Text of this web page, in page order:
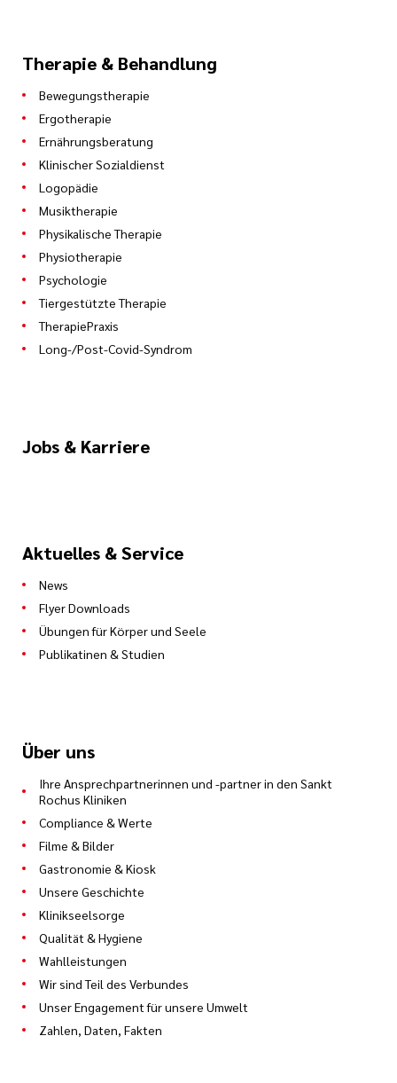
Therapie & Behandlung
Bewegungstherapie
Ergotherapie
Ernährungsberatung
Klinischer Sozialdienst
Logopädie
Musiktherapie
Physikalische Therapie
Physiotherapie
Psychologie
Tiergestützte Therapie
TherapiePraxis
Long-/Post-Covid-Syndrom
Jobs & Karriere
Aktuelles & Service
News
Flyer Downloads
Übungen für Körper und Seele
Publikatinen & Studien
Über uns
Ihre Ansprechpartnerinnen und -partner in den Sankt
Rochus Kliniken
Compliance & Werte
Filme & Bilder
Gastronomie & Kiosk
Unsere Geschichte
Klinikseelsorge
Qualität & Hygiene
Wahlleistungen
Wir sind Teil des Verbundes
Unser Engagement für unsere Umwelt
Zahlen, Daten, Fakten